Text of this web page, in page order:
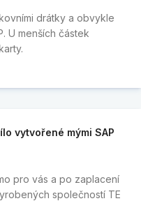
drátky a obvykle
U menších částek
vytvořené mými SAP
pro vás a po zaplacení
společností TE